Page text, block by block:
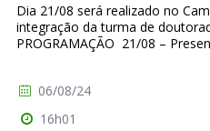
Dia 21/08 será realizado no
integração da turma de
PROGRAMAÇÃO 21/08 –
06/08/24
16h01